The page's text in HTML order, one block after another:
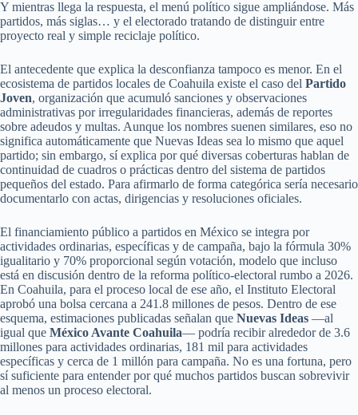
Y mientras llega la respuesta, el menú político sigue ampliándose. Más
partidos, más siglas… y el electorado tratando de distinguir entre
proyecto real y simple reciclaje político.
El antecedente que explica la desconfianza tampoco es menor. En el
ecosistema de partidos locales de Coahuila existe el caso del Partido
Joven, organización que acumuló sanciones y observaciones
administrativas por irregularidades financieras, además de reportes
sobre adeudos y multas. Aunque los nombres suenen similares, eso no
significa automáticamente que Nuevas Ideas sea lo mismo que aquel
partido; sin embargo, sí explica por qué diversas coberturas hablan de
continuidad de cuadros o prácticas dentro del sistema de partidos
pequeños del estado. Para afirmarlo de forma categórica sería necesario
documentarlo con actas, dirigencias y resoluciones oficiales.
El financiamiento público a partidos en México se integra por
actividades ordinarias, específicas y de campaña, bajo la fórmula 30%
igualitario y 70% proporcional según votación, modelo que incluso
está en discusión dentro de la reforma político-electoral rumbo a 2026.
En Coahuila, para el proceso local de ese año, el Instituto Electoral
aprobó una bolsa cercana a 241.8 millones de pesos. Dentro de ese
esquema, estimaciones publicadas señalan que Nuevas Ideas —al
igual que México Avante Coahuila— podría recibir alrededor de 3.6
millones para actividades ordinarias, 181 mil para actividades
específicas y cerca de 1 millón para campaña. No es una fortuna, pero
sí suficiente para entender por qué muchos partidos buscan sobrevivir
al menos un proceso electoral.